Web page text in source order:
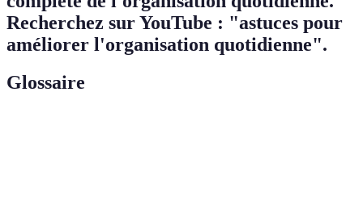
Recherchez sur YouTube : "astuces pour
améliorer l'organisation quotidienne".
Glossaire